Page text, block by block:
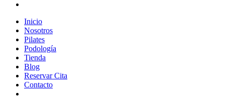
Inicio
Nosotros
Pilates
Podología
Tienda
Blog
Reservar Cita
Contacto